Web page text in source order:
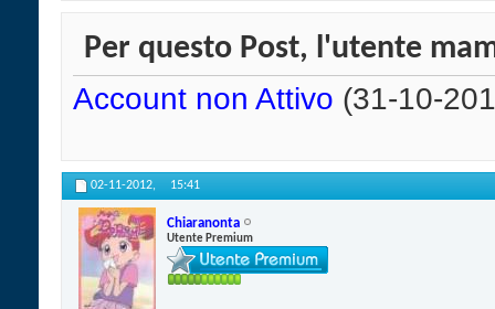
Per questo Post, l'utente
Account non Attivo (31-10-
02-11-2012, 15:41
Chiaranonta
Utente Premium